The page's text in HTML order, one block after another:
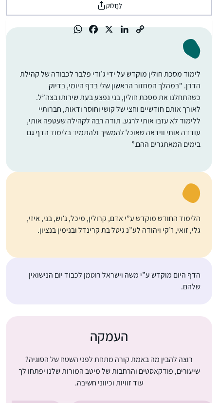
לַחֲלוֹק
לימוד מסכת חולין מוקדש על ידי ג’ודי פלבר לכבודה של קהילת
הדרן. "במהלך המחזור הראשון שלי בדף היומי, בדיוק
כשהתחלנו את מסכת חולין, בני נפצע בעת שירותו בצה”ל.
לאורך אותם חודשיים וחצי של קושי וחוסר ודאות, חברותיי
ללימוד לא עזבו אותי לרגע. תודה רבה לקהילה שעטפה אותי,
עודדה אותי ווידאה שאוכל להמשיך ולהתמיד בלימוד הדף גם
בימים המאתגרים ההם.”
הלימוד החודש מוקדש ע”י אדם, קרולין, מיכל, ג’וש, בני, איזי,
גלי, זואי, ז’קי ויהודה לע”נ גיטל בת קרינדל ובנימין בנציון.
הדף היום מוקדש ע”י משה וישראל רוטמן לכבוד יום הנישואין
שלהם.
העמקה
רוצה להבין מה באמת קורה מתחת לפני השטח של הסוגיה?
שיעורים, פודקאסטים והרחבות של מיטב המורות שלנו יפתחו לך
עוד זוויות וכיווני חשיבה.